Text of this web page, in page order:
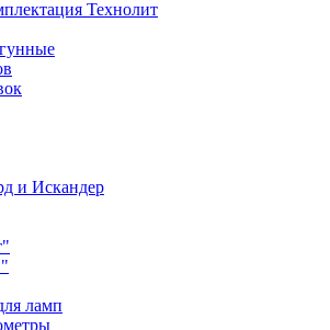
Технолит
и Искандер
ламп